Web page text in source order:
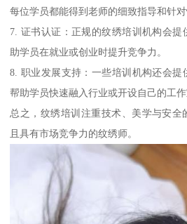
每位学员都能得到老师的细致指导和针对
7. 证书认证：正规的纹绣培训机构会
助学员在就业或创业时提升竞争力。
8. 职业发展支持：一些培训机构还会提
帮助学员快速融入行业或开设自己的工作
总之，纹绣培训注重技术、美学与安全
且具有市场竞争力的纹绣师。